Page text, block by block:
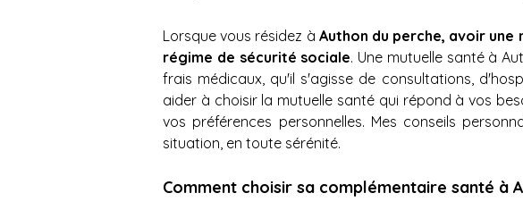
Lorsque vous résidez à Authon du perche, avoir
régime de sécurité sociale. Une mutuelle santé à
frais médicaux, qu'il s'agisse de consultations,
aider à choisir la mutuelle santé qui répond à vos
vos préférences personnelles. Mes conseils
situation, en toute sérénité.
Comment choisir sa complémentaire santé à